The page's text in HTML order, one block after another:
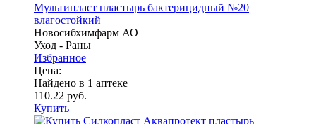
Мультипласт пластырь бактерицидный №20
влагостойкий
Новосибхимфарм АО
Уход - Раны
Избранное
Цена:
Найдено в 1 аптеке
110.22 руб.
Купить